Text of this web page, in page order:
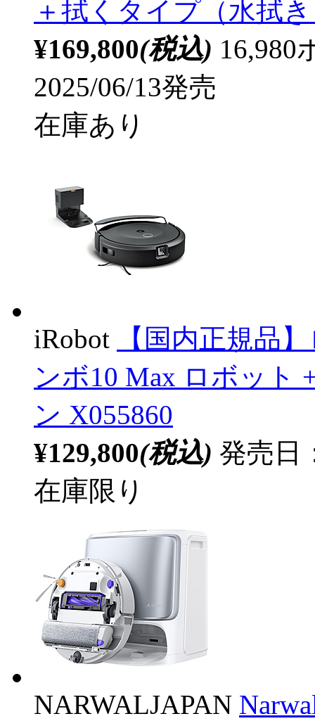
＋拭くタイプ（水拭
¥169,800(税込) 16,980
2025/06/13発売
在庫あり
iRobot
【国内正規品
ンボ10 Max ロボット
ン X055860
¥129,800(税込) 発売日
在庫限り
NARWALJAPAN